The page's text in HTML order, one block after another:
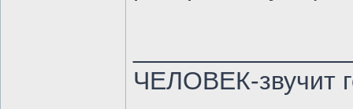
ЧЕЛОВЕК-звучит